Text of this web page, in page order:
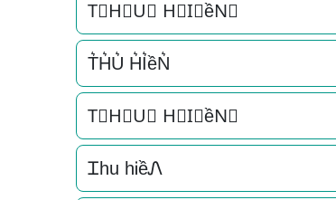
T⃗H⃗U⃗ H⃗I⃗ềN⃗
T͛H͛U͛ H͛I͛ềN͛
T⃒H⃒U⃒ H⃒I⃒ềN⃒
Ꮖhu hᎥềᏁ